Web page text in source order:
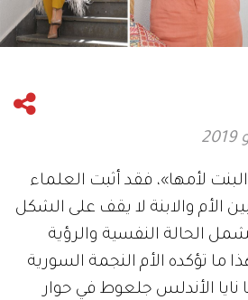
لأمها»، فقد أثبت العلماء
الأم والابنة لا يقف على الشكل
الحالة النفسية والرؤية
ما تؤكده الأم النجمة السورية
نايا الأندلس جلعوط في حوار